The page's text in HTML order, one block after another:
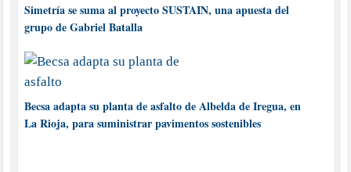
Simetría se suma al proyecto SUSTAIN, una apuesta del
grupo de Gabriel Batalla
Becsa adapta su planta de asfalto de Albelda de Iregua, en
La Rioja, para suministrar pavimentos sostenibles